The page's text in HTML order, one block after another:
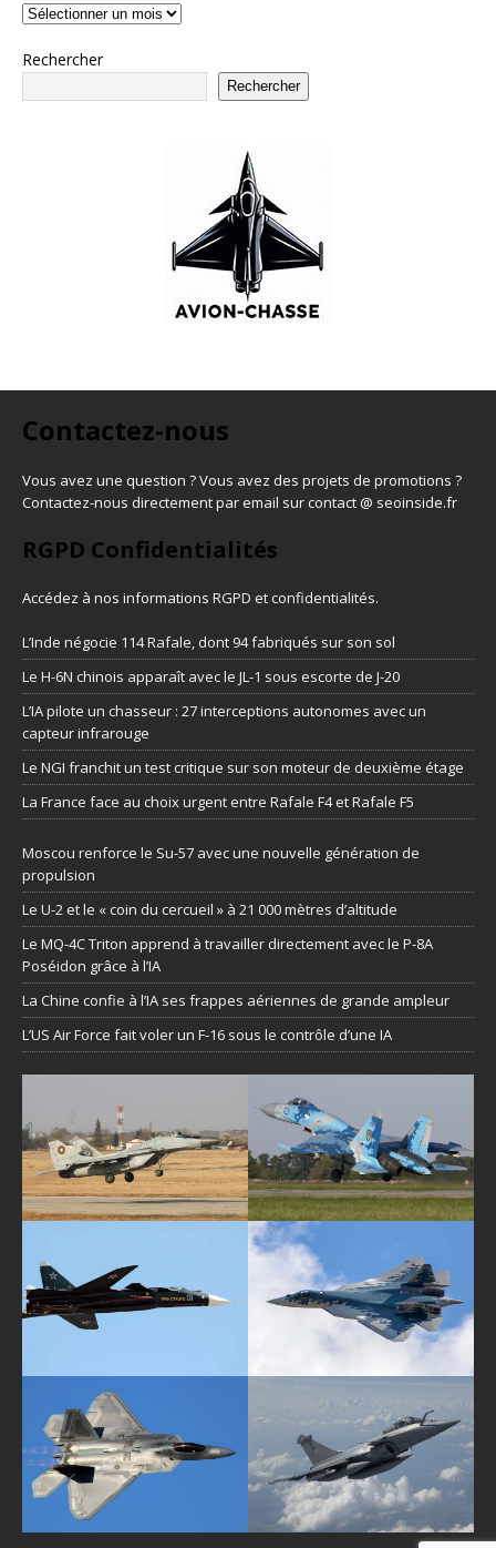
Rechercher
Rechercher
Contactez-nous
Vous avez une question ? Vous avez des projets de promotions ?
Contactez-nous directement par email sur contact @ seoinside.fr
RGPD Confidentialités
Accédez à nos informations RGPD et confidentialités.
L’Inde négocie 114 Rafale, dont 94 fabriqués sur son sol
Le H-6N chinois apparaît avec le JL-1 sous escorte de J-20
L’IA pilote un chasseur : 27 interceptions autonomes avec un
capteur infrarouge
Le NGI franchit un test critique sur son moteur de deuxième étage
La France face au choix urgent entre Rafale F4 et Rafale F5
Moscou renforce le Su-57 avec une nouvelle génération de
propulsion
Le U-2 et le « coin du cercueil » à 21 000 mètres d’altitude
Le MQ-4C Triton apprend à travailler directement avec le P-8A
Poséidon grâce à l’IA
La Chine confie à l’IA ses frappes aériennes de grande ampleur
L’US Air Force fait voler un F-16 sous le contrôle d’une IA